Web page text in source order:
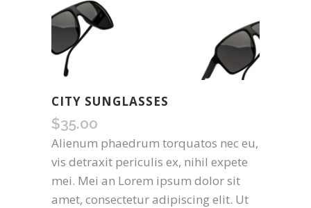
CITY SUNGLASSES
$35.00
Alienum phaedrum torquatos nec eu,
vis detraxit periculis ex, nihil expete
mei. Mei an Lorem ipsum dolor sit
amet, consectetur adipiscing elit. Ut